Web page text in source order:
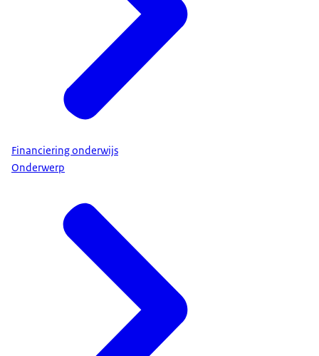
Financiering onderwijs
Onderwerp